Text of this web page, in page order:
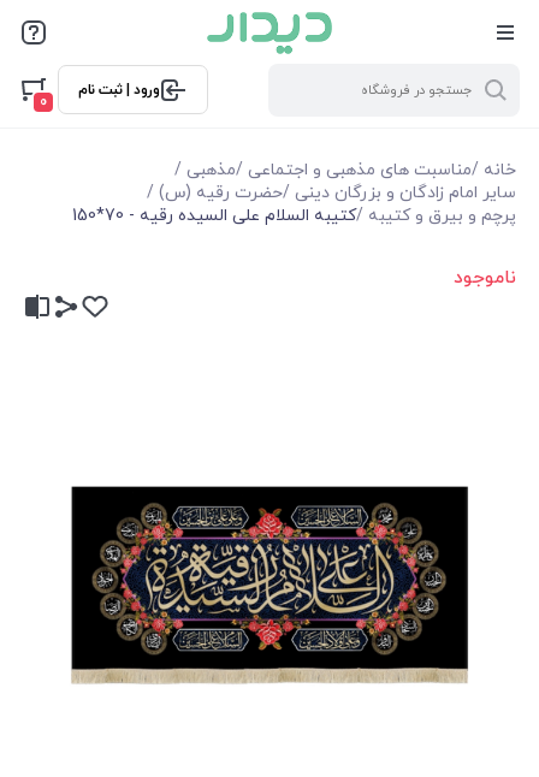
ورود | ثبت نام
0
خانه /مناسبت های مذهبی و اجتماعی /مذهبی /
سایر امام زادگان و بزرگان دینی /حضرت رقیه (س) /
پرچم و بیرق و کتیبه /کتیبه السلام علی السیده رقیه - 70*150
ناموجود